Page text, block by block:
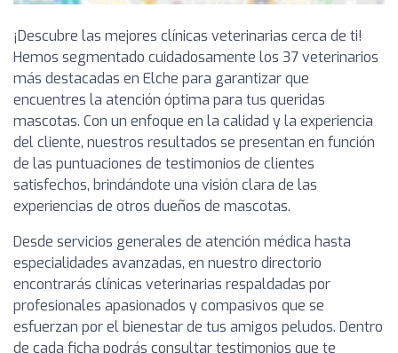
¡Descubre las mejores clínicas veterinarias cerca de ti!
Hemos segmentado cuidadosamente los 37 veterinarios
más destacadas en Elche para garantizar que
encuentres la atención óptima para tus queridas
mascotas. Con un enfoque en la calidad y la experiencia
del cliente, nuestros resultados se presentan en función
de las puntuaciones de testimonios de clientes
satisfechos, brindándote una visión clara de las
experiencias de otros dueños de mascotas.
Desde servicios generales de atención médica hasta
especialidades avanzadas, en nuestro directorio
encontrarás clínicas veterinarias respaldadas por
profesionales apasionados y compasivos que se
esfuerzan por el bienestar de tus amigos peludos. Dentro
de cada ficha podrás consultar testimonios que te